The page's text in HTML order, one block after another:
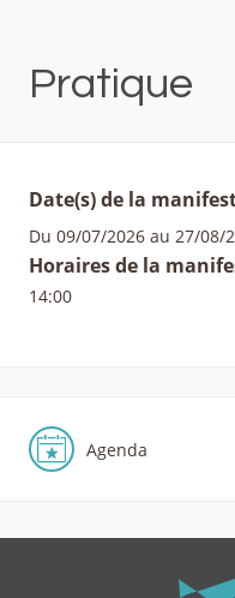
Pratique
Date(s) de la
Du 09/07/2026 au 27/08/
Horaires de la
14:00
Agenda